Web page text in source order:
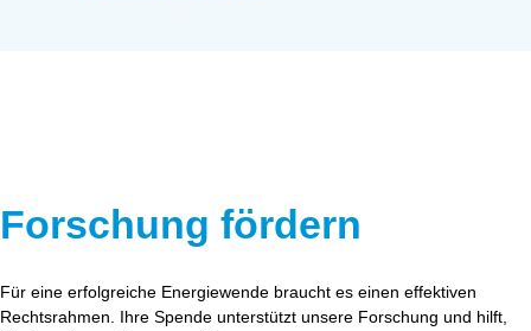
Forschung fördern
Für eine erfolgreiche Energiewende braucht es einen effektiven
Rechtsrahmen. Ihre Spende unterstützt unsere Forschung und hilft,